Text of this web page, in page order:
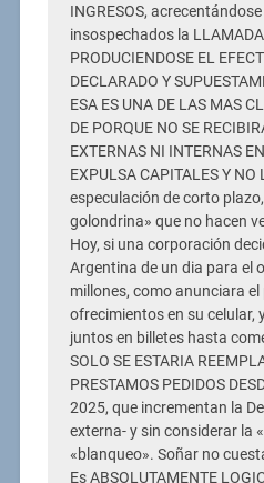
INGRESOS,
insospechados la
PRODUCIENDOSE EL
DECLARADO Y
ESA ES UNA DE LAS MAS
DE PORQUE NO SE
EXTERNAS NI INTERNAS
EXPULSA CAPITALES Y
especulación de corto
golondrina» que no hacen
Hoy, si una corporación
Argentina de un dia para el
millones, como anunciara
ofrecimientos en su celular,
juntos en billetes hasta
SOLO SE ESTARIA
PRESTAMOS PEDIDOS
2025, que incrementan la
externa- y sin considerar la
«blanqueo». Soñar no
Es ABSOLUTAMENTE